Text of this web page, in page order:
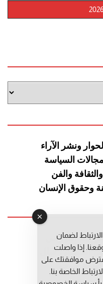
ونشر الآراء
السياسة
والفن
وحقوق الإنسان
التوراني
المعطي قبال
حوحو
لضمان
إذا واصلت
موافقتك على
الخاصة بنا.